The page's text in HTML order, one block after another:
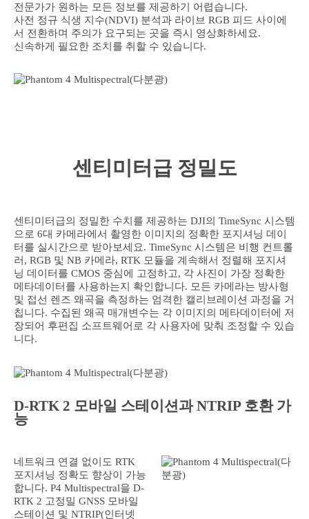
전문가가 원하는 모든 정보를 제공하기 어렵습니다.
사전 정규 식생 지수(NDVI) 분석과 라이브 RGB 피드 사이에
서 전환하며 주의가 요구되는 곳을 즉시 영상화하세요.
신속하게 필요한 조치를 취할 수 있습니다.
센티미터급 정밀도
센티미터급의 정밀한 수치를 제공하는 DJI의 TimeSync 시스템
으로 6대 카메라에서 촬영한 이미지의 정확한 포지셔닝 데이
터를 실시간으로 받아보세요. TimeSync 시스템은 비행 컨트롤
러, RGB 및 NB 카메라, RTK 모듈을 계속해서 정렬해 포지셔
닝 데이터를 CMOS 중심에 고정하고, 각 사진이 가장 정확한
메타데이터를 사용하는지 확인합니다. 모든 카메라는 방사형
및 접선 렌즈 왜곡을 측정하는 엄격한 캘리브레이션 과정을 거
칩니다. 수집된 왜곡 매개변수는 각 이미지의 메타데이터에 저
장되어 후편집 소프트웨어로 각 사용자에 맞춰 조정할 수 있습
니다.
D-RTK 2 모바일 스테이션과 NTRIP 호환 가
능
네트워크 연결 없이도 RTK
포지셔닝 정확도 향상이 가능
합니다. P4 Multispectral을 D-
RTK 2 고정밀 GNSS 모바일
스테이션 및 NTRIP(인터넷